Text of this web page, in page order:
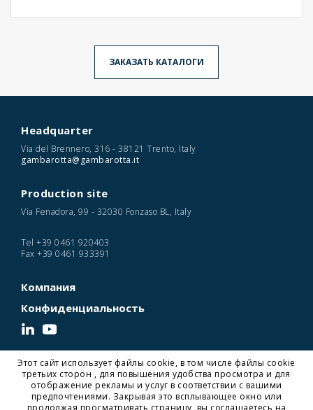
ЗАКАЗАТЬ КАТАЛОГИ
Headquarter
Via del Brennero, 316 - 38121 Trento, Italy
gambarotta@gambarotta.it
Production site
Via Fenadora, 99 - 32030 Fonzaso BL, Italy
Tel +39 0461 920403
Fax +39 0461 933391
Компания
Конфиденциальность
© 2026 Gambarotta Gschwendt | Advanced Conveyor Technology | P. IVA
IT01716450224
Designed and Developed by Noonic
Этот сайт использует файлы cookie, в том числе файлы cookie
третьих сторон , для повышения удобства просмотра и для
отображение рекламы и услуг в соответствии с вашими
предпочтениями. Закрывая это всплывающее окно или
продолжая просматривать страницу, вы соглашаетесь на